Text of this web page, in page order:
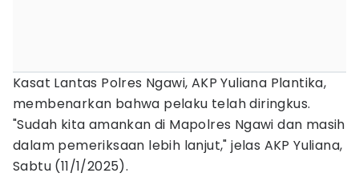
Kasat Lantas Polres Ngawi, AKP Yuliana Plantika,
membenarkan bahwa pelaku telah diringkus.
"Sudah kita amankan di Mapolres Ngawi dan masih
dalam pemeriksaan lebih lanjut," jelas AKP Yuliana,
Sabtu (11/1/2025).